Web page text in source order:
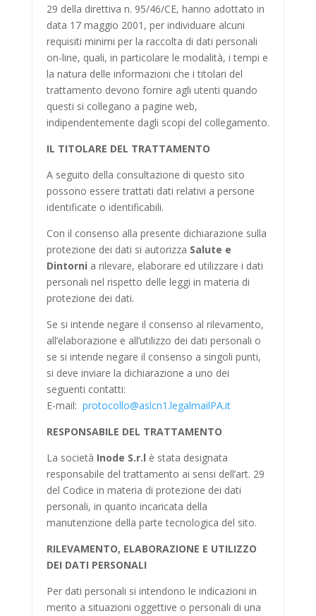
29 della direttiva n. 95/46/CE, hanno adottato in
data 17 maggio 2001, per individuare alcuni
requisiti minimi per la raccolta di dati personali
on-line, quali, in particolare le modalità, i tempi e
la natura delle informazioni che i titolari del
trattamento devono fornire agli utenti quando
questi si collegano a pagine web,
indipendentemente dagli scopi del collegamento.
IL TITOLARE DEL TRATTAMENTO
A seguito della consultazione di questo sito
possono essere trattati dati relativi a persone
identificate o identificabili.
Con il consenso alla presente dichiarazione sulla
protezione dei dati si autorizza Salute e
Dintorni a rilevare, elaborare ed utilizzare i dati
personali nel rispetto delle leggi in materia di
protezione dei dati.
Se si intende negare il consenso al rilevamento,
all’elaborazione e all’utilizzo dei dati personali o
se si intende negare il consenso a singoli punti,
si deve inviare la dichiarazione a uno dei
seguenti contatti:
E-mail: protocollo@aslcn1.legalmailPA.it
RESPONSABILE DEL TRATTAMENTO
La società Inode S.r.l è stata designata
responsabile del trattamento ai sensi dell’art. 29
del Codice in materia di protezione dei dati
personali, in quanto incaricata della
manutenzione della parte tecnologica del sito.
RILEVAMENTO, ELABORAZIONE E UTILIZZO
DEI DATI PERSONALI
Per dati personali si intendono le indicazioni in
merito a situazioni oggettive o personali di una